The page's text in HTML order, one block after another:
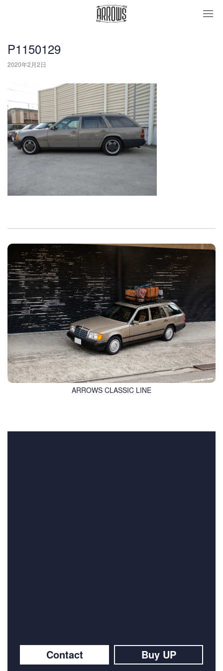
P1150129
2020年2月2日
ARROWS CLASSIC LINE
Contact Buy UP